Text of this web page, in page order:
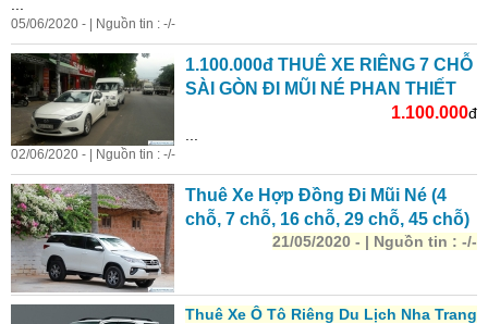
05/06/2020 - | Nguồn tin : -/-
1.100.000đ THUÊ XE RIÊNG 7 CHỖ
SÀI GÒN ĐI MŨI NÉ PHAN THIẾT
1.100.000đ
02/06/2020 - | Nguồn tin : -/-
Thuê Xe Hợp Đồng Đi Mũi Né (4
chỗ, 7 chỗ, 16 chỗ, 29 chỗ, 45 chỗ)
21/05/2020 - | Nguồn tin : -/-
Thuê Xe Ô Tô Riêng Du Lịch Nha Trang